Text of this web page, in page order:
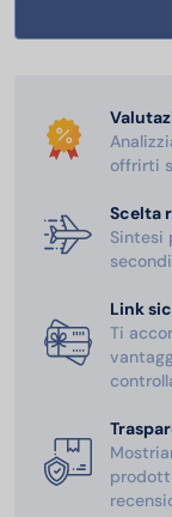
offrirti
Scelta
Sintesi
Link
Ti